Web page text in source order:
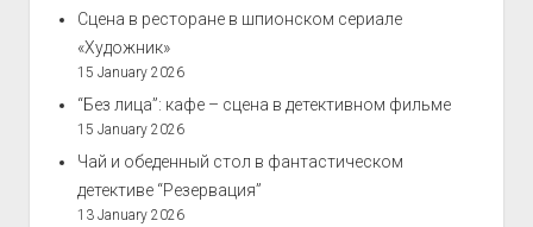
Сцена в ресторане в шпионском сериале
«Художник»
15 January 2026
“Без лица”: кафе – сцена в детективном фильме
15 January 2026
Чай и обеденный стол в фантастическом
детективе “Резервация”
13 January 2026